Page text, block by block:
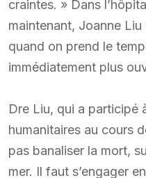
craintes. » Dans
maintenant, Joanne
quand on prend le
immédiatement plus
Dre Liu, qui a participé
humanitaires au cours
pas banaliser la mort,
mer. Il faut s’engager